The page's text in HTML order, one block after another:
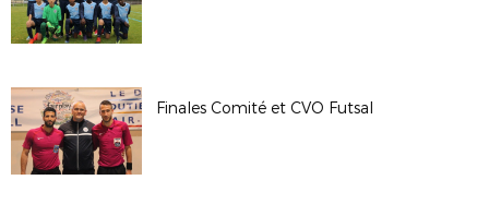
Finales Comité et CVO Futsal